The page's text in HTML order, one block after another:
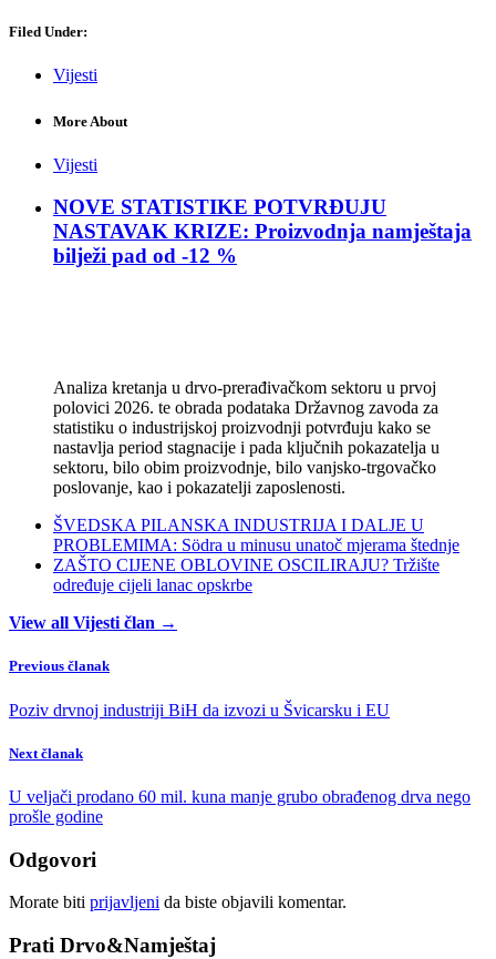
Filed Under:
Vijesti
More About
Vijesti
NOVE STATISTIKE POTVRĐUJU
NASTAVAK KRIZE: Proizvodnja namještaja
bilježi pad od -12 %
Analiza kretanja u drvo-prerađivačkom sektoru u prvoj
polovici 2026. te obrada podataka Državnog zavoda za
statistiku o industrijskoj proizvodnji potvrđuju kako se
nastavlja period stagnacije i pada ključnih pokazatelja u
sektoru, bilo obim proizvodnje, bilo vanjsko-trgovačko
poslovanje, kao i pokazatelji zaposlenosti.
ŠVEDSKA PILANSKA INDUSTRIJA I DALJE U
PROBLEMIMA: Södra u minusu unatoč mjerama štednje
ZAŠTO CIJENE OBLOVINE OSCILIRAJU? Tržište
određuje cijeli lanac opskrbe
View all Vijesti član →
Previous članak
Poziv drvnoj industriji BiH da izvozi u Švicarsku i EU
Next članak
U veljači prodano 60 mil. kuna manje grubo obrađenog drva nego
prošle godine
Odgovori
Morate biti prijavljeni da biste objavili komentar.
Prati Drvo&Namještaj